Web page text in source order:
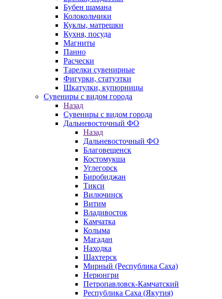
Бубен шамана
Колокольчики
Куклы, матрешки
Кухня, посуда
Магниты
Панно
Расчески
Тарелки сувенирные
Фигурки, статуэтки
Шкатулки, купюрницы
Сувениры с видом города
Назад
Сувениры с видом города
Дальневосточный ФО
Назад
Дальневосточный ФО
Благовещенск
Костомукша
Углегорск
Биробиджан
Тикси
Вилючинск
Витим
Владивосток
Камчатка
Колыма
Магадан
Находка
Шахтерск
Мирный (Республика Саха)
Нерюнгри
Петропавловск-Камчатский
Республика Саха (Якутия)